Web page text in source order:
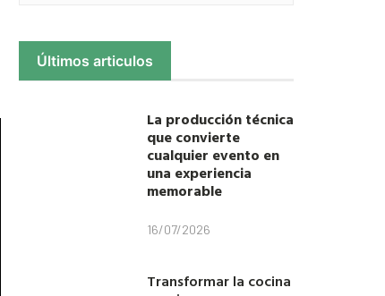
Últimos articulos
La producción técnica
que convierte
cualquier evento en
una experiencia
memorable
16/07/2026
Transformar la cocina